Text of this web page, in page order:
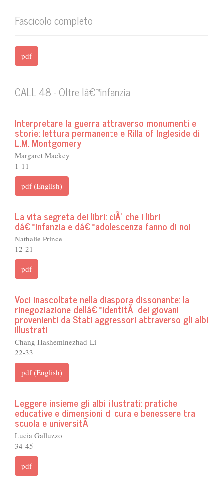
Fascicolo completo
pdf
CALL 48 - Oltre lâ€™infanzia
Interpretare la guerra attraverso monumenti e
storie: lettura permanente e Rilla of Ingleside di
L.M. Montgomery
Margaret Mackey
1-11
pdf (English)
La vita segreta dei libri: ciÃ² che i libri
dâ€™infanzia e dâ€™adolescenza fanno di noi
Nathalie Prince
12-21
pdf
Voci inascoltate nella diaspora dissonante: la
rinegoziazione dellâ€™identitÃ dei giovani
provenienti da Stati aggressori attraverso gli albi
illustrati
Chang Hasheminezhad-Li
22-33
pdf (English)
Leggere insieme gli albi illustrati: pratiche
educative e dimensioni di cura e benessere tra
scuola e universitÃ
Lucia Galluzzo
34-45
pdf